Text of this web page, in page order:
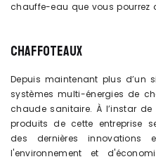
chauffe-eau que vous pourrez
CHAFFOTEAUX
Depuis maintenant plus d’un
systèmes multi-énergies de
chaude sanitaire. À l’instar
produits de cette entreprise
des dernières
l'environnement et